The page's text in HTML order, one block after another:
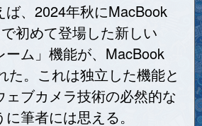
、2024年秋にMacBook
初めて登場した新しい
ーム」機能が、MacBook
た。これは独立した機能と
ェブカメラ技術の必然的な
筆者には思える。